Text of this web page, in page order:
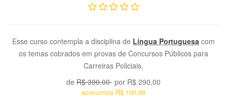
Esse curso contempla a disciplina de Língua Portuguesa com
os temas cobrados em provas de Concursos Públicos para
Carreiras Policiais.
de R$ 390,00 por R$ 290,00
economize R$ 100,00